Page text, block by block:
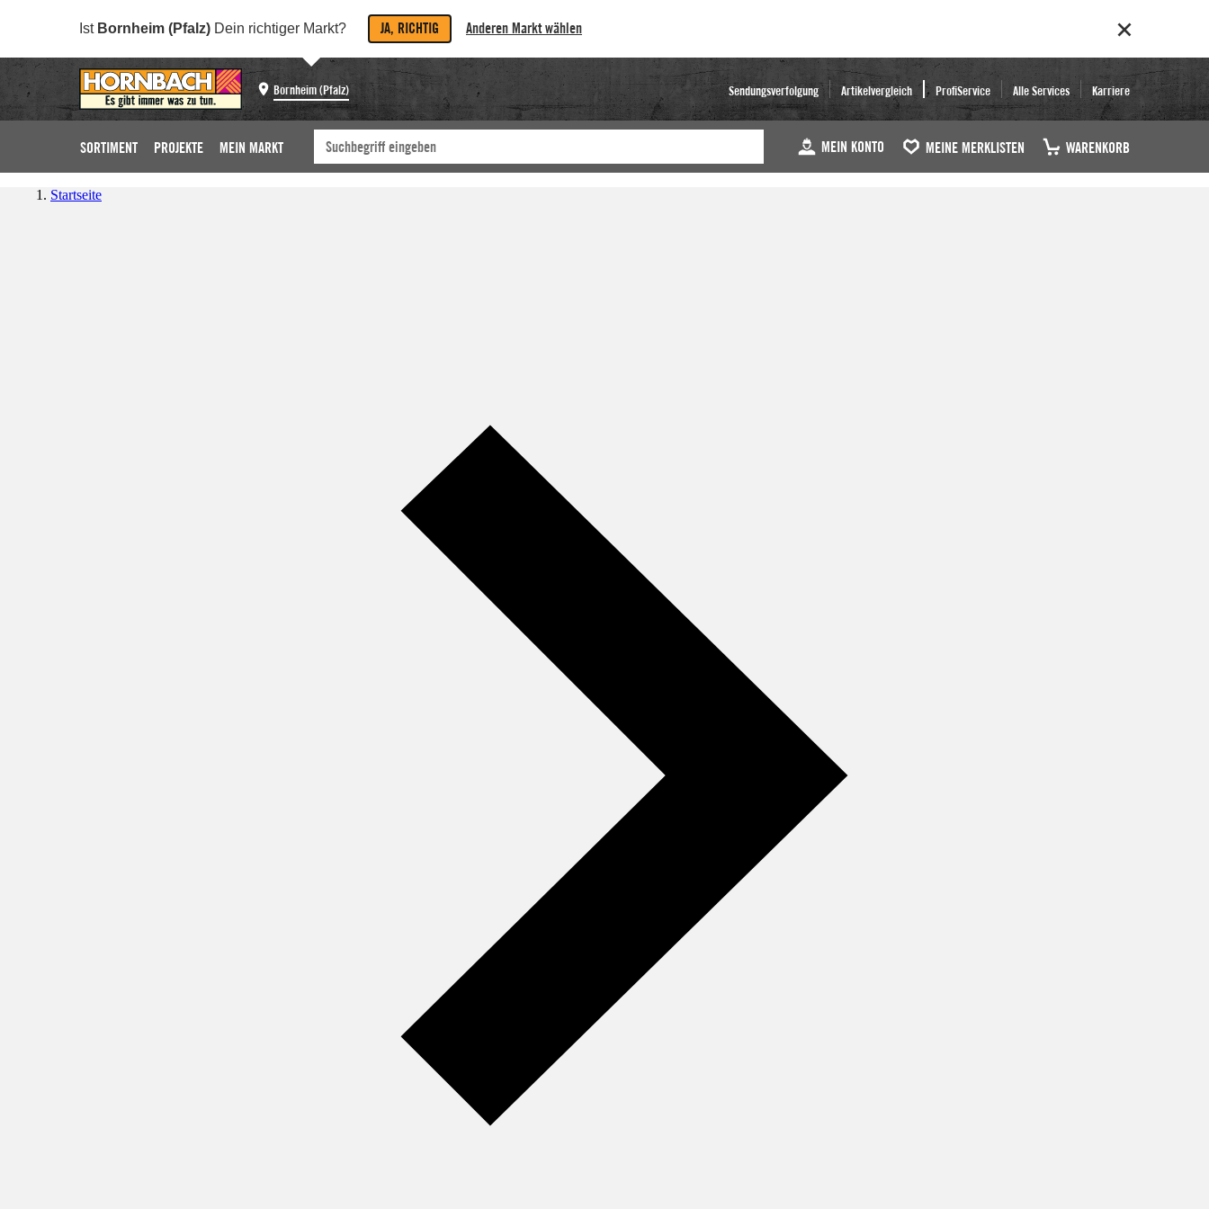
Ist Bornheim (Pfalz) Dein richtiger Markt? JA, RICHTIG Anderen Markt wählen
Bornheim (Pfalz) Sendungsverfolgung Artikelvergleich ProfiService Alle Services Karriere
SORTIMENT PROJEKTE MEIN MARKT MEIN KONTO MEINE MERKLISTEN WARENKORB
Startseite